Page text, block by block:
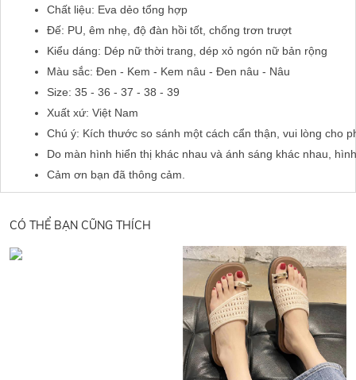
Chất liệu: Eva dẻo tổng hợp
Đế: PU, êm nhẹ, độ đàn hồi tốt, chống trơn trượt
Kiểu dáng: Dép nữ thời trang, dép xỏ ngón nữ bản rộng
Màu sắc: Đen - Kem - Kem nâu - Đen nâu - Nâu
Size: 35 - 36 - 37 - 38 - 39
Xuất xứ: Việt Nam
Chú ý: Kích thước so sánh một cách cẩn thận, vui lòng cho
Do màn hình hiển thị khác nhau và ánh sáng khác nhau,
Cảm ơn bạn đã thông cảm.
CÓ THỂ BẠN CŨNG THÍCH